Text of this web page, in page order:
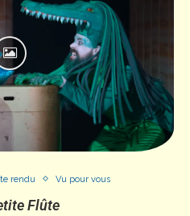
rendu Vu pour vous
Flûte